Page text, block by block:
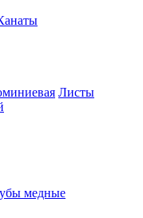
Листы
медные